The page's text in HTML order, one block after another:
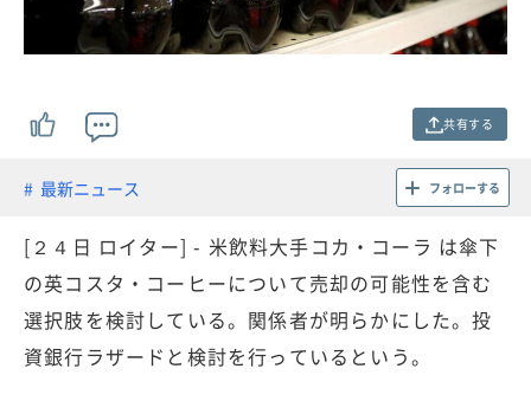
共有する
最新ニュース フォローする
[２４日 ロイター] - 米飲料大手コカ・コーラ は傘下
の英コスタ・コーヒーについて売却の可能性を含む
選択肢を検討している。関係者が明らかにした。投
資銀行ラザードと検討を行っているという。